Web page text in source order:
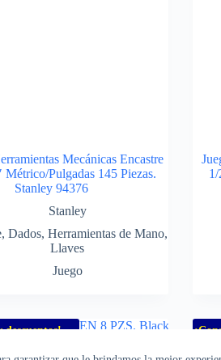
Mecánicas Encastre
Pulgadas 145 Piezas.
Stanley 94376
Stanley
, Dados, Herramientas de Mano,
Llaves
Juego
descuentos!